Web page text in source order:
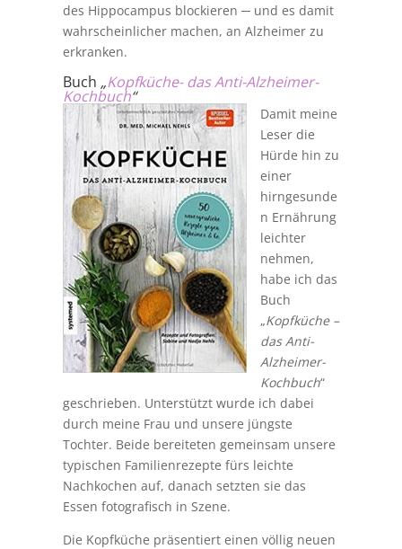
des Hippocampus blockieren ─ und es damit
wahrscheinlicher machen, an Alzheimer zu
erkranken.
Buch „Kopfküche- das Anti-Alzheimer-
Kochbuch“
Damit meine
Leser die
Hürde hin zu
einer
hirngesunde
n Ernährung
leichter
nehmen,
habe ich das
Buch
„Kopfküche –
das Anti-
Alzheimer-
Kochbuch“
geschrieben. Unterstützt wurde ich dabei
durch meine Frau und unsere jüngste
Tochter. Beide bereiteten gemeinsam unsere
typischen Familienrezepte fürs leichte
Nachkochen auf, danach setzten sie das
Essen fotografisch in Szene.
Die Kopfküche präsentiert einen völlig neuen